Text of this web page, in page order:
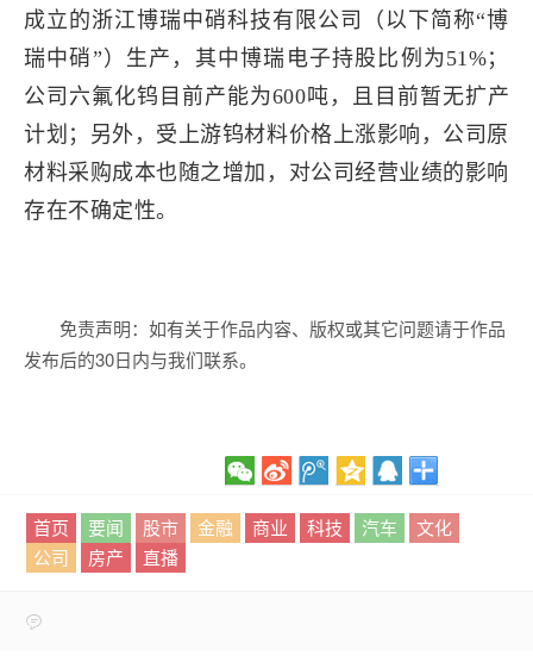
成立的浙江博瑞中硝科技有限公司（以下简称“博
瑞中硝”）生产，其中博瑞电子持股比例为51%；
公司六氟化钨目前产能为600吨，且目前暂无扩产
计划；另外，受上游钨材料价格上涨影响，公司原
材料采购成本也随之增加，对公司经营业绩的影响
存在不确定性。
免责声明：如有关于作品内容、版权或其它问题请于作品
发布后的30日内与我们联系。
首页 要闻 股市 金融 商业 科技 汽车
文化
公司
房产 直播